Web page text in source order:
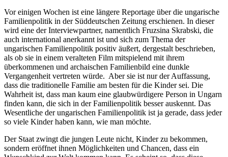
Vor einigen Wochen ist eine längere Reportage über die ungarische
Familienpolitik in der Süddeutschen Zeitung erschienen. In dieser
wird eine der Interviewpartner, namentlich Fruzsina Skrabski, die
auch international anerkannt ist und sich zum Thema der
ungarischen Familienpolitik positiv äußert, dergestalt beschrieben,
als ob sie in einem veralteten Film mitspielend mit ihrem
überkommenen und archaischen Familienbild eine dunkle
Vergangenheit vertreten würde. Aber sie ist nur der Auffassung,
dass die traditionelle Familie am besten für die Kinder sei. Die
Wahrheit ist, dass man kaum eine glaubwürdigere Person in Ungarn
finden kann, die sich in der Familienpolitik besser auskennt. Das
Wesentliche der ungarischen Familienpolitik ist ja gerade, dass jeder
so viele Kinder haben kann, wie man möchte.
Der Staat zwingt die jungen Leute nicht, Kinder zu bekommen,
sondern eröffnet ihnen Möglichkeiten und Chancen, dass ein